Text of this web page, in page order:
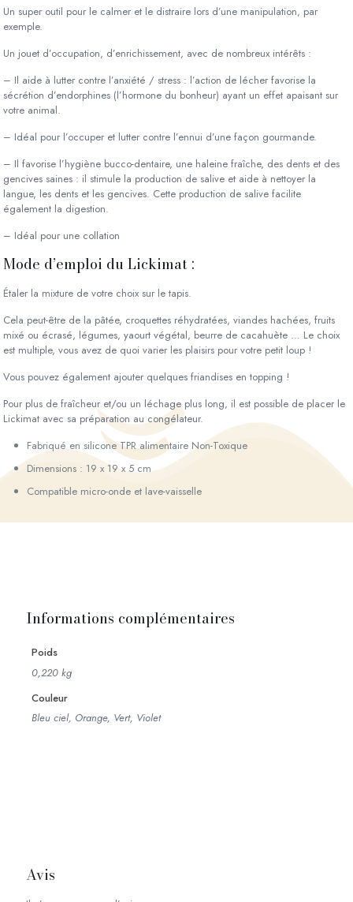
Un super outil pour le calmer et le distraire lors d’une manipulation, par
exemple.
Un jouet d’occupation, d’enrichissement, avec de nombreux intérêts :
– Il aide à lutter contre l’anxiété / stress : l’action de lécher favorise la
sécrétion d’endorphines (l’hormone du bonheur) ayant un effet apaisant sur
votre animal.
– Idéal pour l’occuper et lutter contre l’ennui d’une façon gourmande.
– Il favorise l’hygiène bucco-dentaire, une haleine fraîche, des dents et des
gencives saines : il stimule la production de salive et aide à nettoyer la
langue, les dents et les gencives. Cette production de salive facilite
également la digestion.
– Idéal pour une collation
Mode d’emploi du Lickimat :
Étaler la mixture de votre choix sur le tapis.
Cela peut-être de la pâtée, croquettes réhydratées, viandes hachées, fruits
mixé ou écrasé, légumes, yaourt végétal, beurre de cacahuète … Le choix
est multiple, vous avez de quoi varier les plaisirs pour votre petit loup !
Vous pouvez également ajouter quelques friandises en topping !
Pour plus de fraîcheur et/ou un léchage plus long, il est possible de placer le
Lickimat avec sa préparation au congélateur.
Fabriqué en silicone TPR alimentaire Non-Toxique
Dimensions : 19 x 19 x 5 cm
Compatible micro-onde et lave-vaisselle
Informations complémentaires
Poids
0,220 kg
Couleur
Bleu ciel, Orange, Vert, Violet
Avis